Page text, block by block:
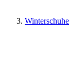
Winterschuhe